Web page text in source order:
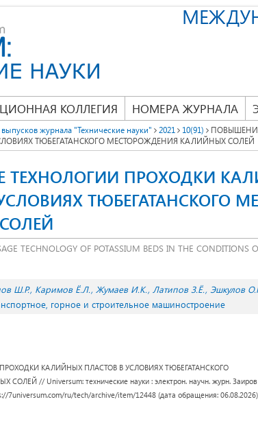
КОЛЛЕГИЯ НОМЕРА ЖУРНАЛА
журнала "Технические науки" 2021 10(91)
ТЮБЕГАТАНСКОГО МЕСТОРОЖДЕНИЯ КАЛИЙНЫХ СОЛЕЙ
ТЕХНОЛОГИИ ПРОХОДКИ
ТЮБЕГАТАНСКОГО
TECHNOLOGY OF POTASSIUM BEDS IN THE CONDITIONS
Ш.Р. Каримов Ё.Л. Жумаев И.К. Латипов З.Ё. Эшкулов
горное и строительное машиностроение
КАЛИЙНЫХ ПЛАСТОВ В УСЛОВИЯХ ТЮБЕГАТАНСКОГО
// Universum: технические науки : электрон. научн. журн.
7universum.com/ru/tech/archive/item/12448 (дата обращения: